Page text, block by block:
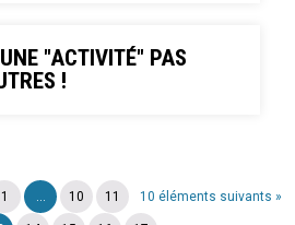
"ACTIVITÉ" PAS
!
10 éléments suivants »
1 ... 10 11